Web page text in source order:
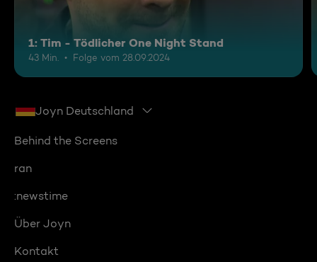
1: Tim - Tödlicher One Night Stand
43 Min. Folge vom 28.09.2024
Joyn Deutschland
Behind the Screens
ran
:newstime
Über Joyn
Kontakt